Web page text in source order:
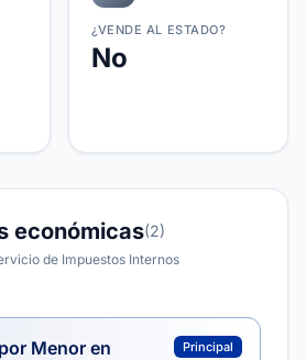
¿VENDE AL ESTADO?
No
económicas(2)
de Impuestos Internos
Menor en
Principal